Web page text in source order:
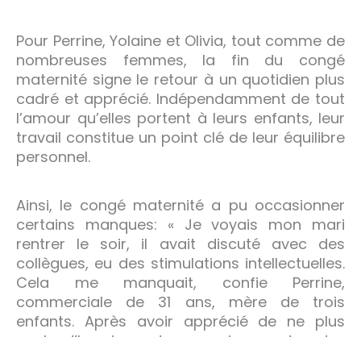
Pour Perrine, Yolaine et Olivia, tout comme de
nombreuses femmes, la fin du congé
maternité signe le retour à un quotidien plus
cadré et apprécié. Indépendamment de tout
l’amour qu’elles portent à leurs enfants, leur
travail constitue un point clé de leur équilibre
personnel.
Ainsi, le congé maternité a pu occasionner
certains manques: « Je voyais mon mari
rentrer le soir, il avait discuté avec des
collègues, eu des stimulations intellectuelles.
Cela me manquait, confie Perrine,
commerciale de 31 ans, mère de trois
enfants. Après avoir apprécié de ne plus